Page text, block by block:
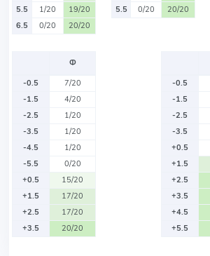
5.5
1/20
19/20
6.5
0/20 20/20
5.5
0/20 20/20
Ф
-0.5
7/20
-1.5
4/20
-2.5
1/20
-3.5
1/20
-4.5
1/20
-5.5
0/20
+0.5
15/20
+1.5
17/20
+2.5
17/20
+3.5
20/20
-0.5
-1.5
-2.5
-3.5
+0.5
+1.5
+2.5
+3.5
+4.5
+5.5